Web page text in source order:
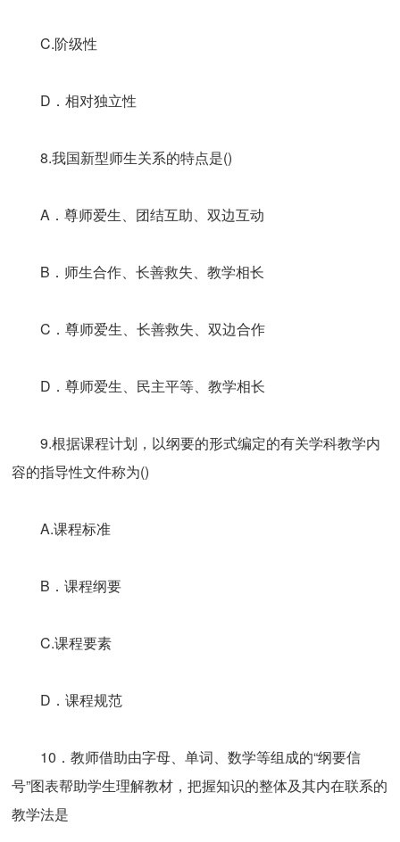
C.阶级性
D．相对独立性
8.我国新型师生关系的特点是()
A．尊师爱生、团结互助、双边互动
B．师生合作、长善救失、教学相长
C．尊师爱生、长善救失、双边合作
D．尊师爱生、民主平等、教学相长
9.根据课程计划，以纲要的形式编定的有关学科教学内
容的指导性文件称为()
A.课程标准
B．课程纲要
C.课程要素
D．课程规范
10．教师借助由字母、单词、数学等组成的“纲要信
号”图表帮助学生理解教材，把握知识的整体及其内在联系的
教学法是